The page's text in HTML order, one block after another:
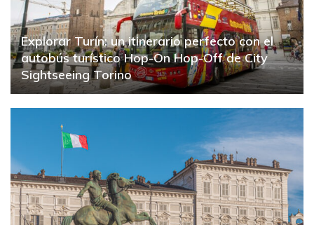
Explorar Turín: un itinerario perfecto con el
autobús turístico Hop-On Hop-Off de City
Sightseeing Torino